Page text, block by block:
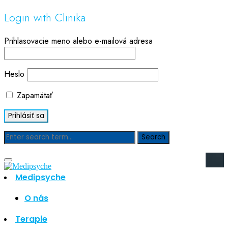
Login with Clinika
Prihlasovacie meno alebo e-mailová adresa
Heslo
Zapamätať
Medipsyche
O nás
Terapie
Blog
Hľadať
Najnovšie články